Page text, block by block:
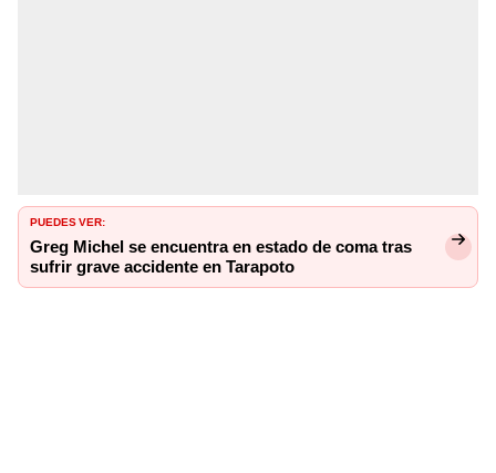
PUEDES VER:
Greg Michel se encuentra en estado de coma tras
sufrir grave accidente en Tarapoto